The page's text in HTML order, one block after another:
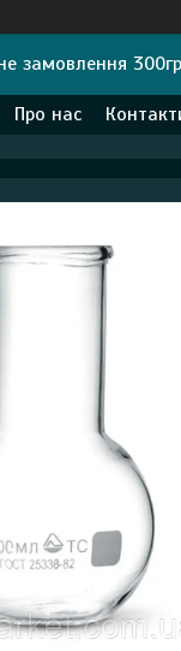
замовлення
Про нас